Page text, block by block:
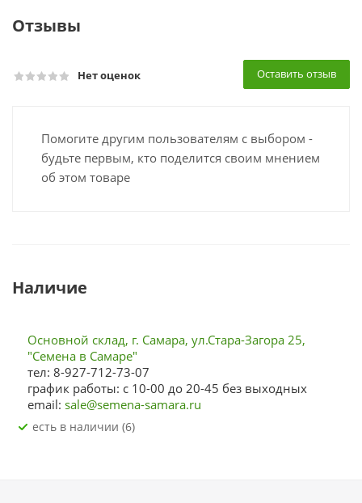
Отзывы
Нет оценок Оставить отзыв
Помогите другим пользователям с выбором -
будьте первым, кто поделится своим мнением
об этом товаре
Наличие
Основной склад, г. Самара, ул.Стара-Загора 25,
"Семена в Самаре"
тел: 8-927-712-73-07
график работы: с 10-00 до 20-45 без выходных
email: sale@semena-samara.ru
Есть в наличии (6)